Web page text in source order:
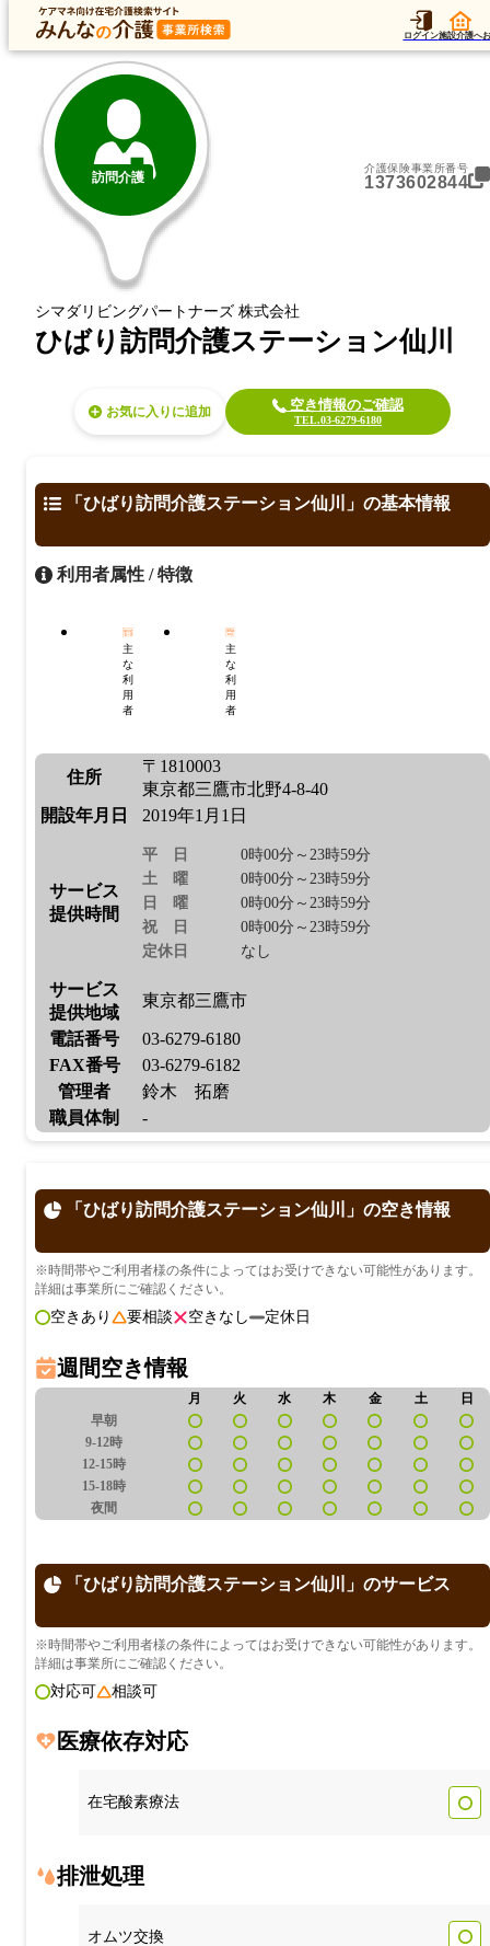
ログイン施設介護へ
トップ データ
トップ 東京都 三鷹市 訪問介護 ひばり訪問介護ステーション仙川
訪問介護
シマダリビングパートナーズ 株式会社
介護保険事業所番号
1373602844
ひばり訪問介護ステーション仙川
お気に入り 空き情報のご確認
TEL.03-6279-6180
「ひばり訪問介護ステーション仙川」の基本情報
利用者属性 / 特徴
主
な
利
用
者
主
な
利
用
者
住所
〒1810003
東京都三鷹市北野4-8-40
開設年月日
2019年1月1日
サービス
提供時間
平日
0時00分～23時59分
土曜
0時00分～23時59分
日曜
0時00分～23時59分
祝日
0時00分～23時59分
定休日
なし
サービス
提供地域
東京都三鷹市
電話番号
03-6279-6180
FAX番号
03-6279-6182
管理者
鈴木 拓磨
職員体制
-
「ひばり訪問介護ステーション仙川」の空き情報
※時間帯やご利用者様の条件によってはお受けできない可能性があります。
詳細は事業所にご確認ください。
空きあり 要相談 空きなし 定休日
週間空き情報
月 火 水 木 金 土
日
早朝
9-12時
12-15時
15-18時
夜間
「ひばり訪問介護ステーション仙川」のサービス
※時間帯やご利用者様の条件によってはお受けできない可能性があります。
詳細は事業所にご確認ください。
対応可 相談可
医療依存対応
在宅酸素療法
排泄処理
オムツ交換